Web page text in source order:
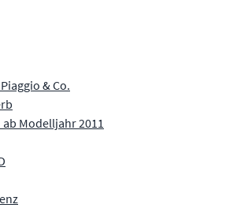
& Co.
ab Modelljahr 2011